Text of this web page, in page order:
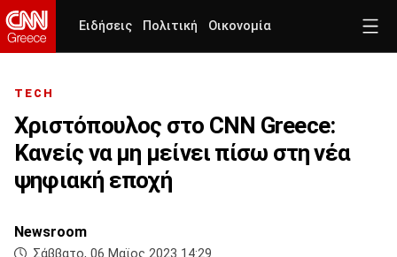
Ειδήσεις Πολιτική Οικονομία
TECH
Χριστόπουλος στο CNN Greece:
Kανείς να μη μείνει πίσω στη νέα
ψηφιακή εποχή
Newsroom